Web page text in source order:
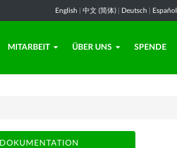
English 中文 (简体) Deutsch Español
MITARBEIT ÜBER UNS SPENDE
DOKUMENTATION